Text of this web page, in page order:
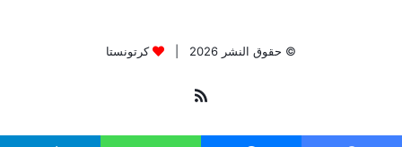
© حقوق النشر 2026 | كرتونستا
ملخص
الموقع